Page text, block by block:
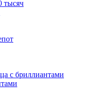
тысяч
с бриллиантами